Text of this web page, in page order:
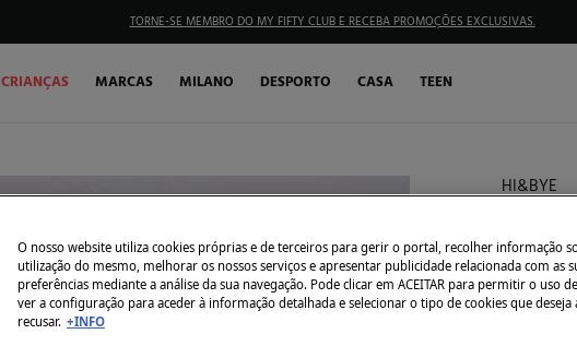
TORNE-SE MEMBRO DO MY FIFTY CLUB E RECEBA PROMOÇÕES EXCLUSIVAS.
CRIANÇAS MARCAS MILANO DESPORTO CASA TEEN
HI&BYE
Crop
€ 3,99
€ 16,99
10%
O nosso website utiliza cookies próprias e de terceiros para gerir o portal, recolher informação
utilização do mesmo, melhorar os nossos serviços e apresentar publicidade relacionada com as
preferências mediante a análise da sua navegação. Pode clicar em ACEITAR para permitir o uso
ver a configuração para aceder à informação detalhada e selecionar o tipo de cookies que deseja
recusar. +INFO